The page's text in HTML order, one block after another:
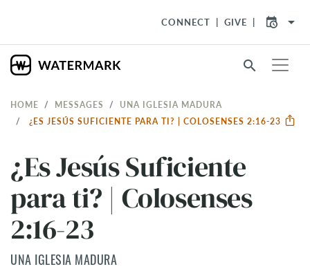
CONNECT GIVE arrow_drop_down
search
HOME MESSAGES
UNA IGLESIA MADURA
¿ES JESÚS SUFICIENTE PARA TI? | COLOSENSES 2:16-23
¿Es Jesús Suficiente
para ti? | Colosenses
2:16-23
UNA IGLESIA MADURA